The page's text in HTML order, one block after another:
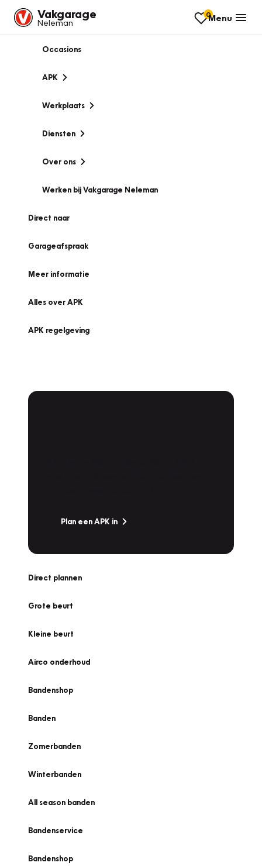
Vakgarage
Neleman
0Menu
Occasions
APK
Werkplaats
Diensten
Over ons
Werken bij Vakgarage Neleman
Direct naar
Garageafspraak
Meer informatie
Alles over APK
APK regelgeving
Plan een APK in
Direct plannen
Grote beurt
Kleine beurt
Airco onderhoud
Bandenshop
Banden
Zomerbanden
Winterbanden
All season banden
Bandenservice
Bandenshop